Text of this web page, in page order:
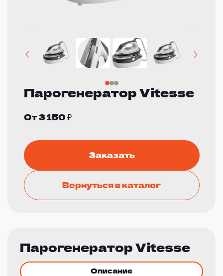
Парогенератор Vitesse
От 3 150 ₽
Заказать
Вернуться в каталог
Парогенератор Vitesse
Описание